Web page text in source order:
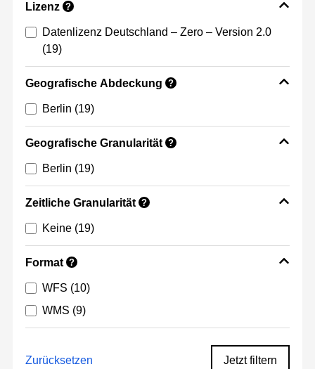
Lizenz ?
Datenlizenz Deutschland – Zero – Version 2.0
(19)
Geografische Abdeckung ?
Berlin (19)
Geografische Granularität ?
Berlin (19)
Zeitliche Granularität ?
Keine (19)
Format ?
WFS (10)
WMS (9)
Zurücksetzen Jetzt filtern